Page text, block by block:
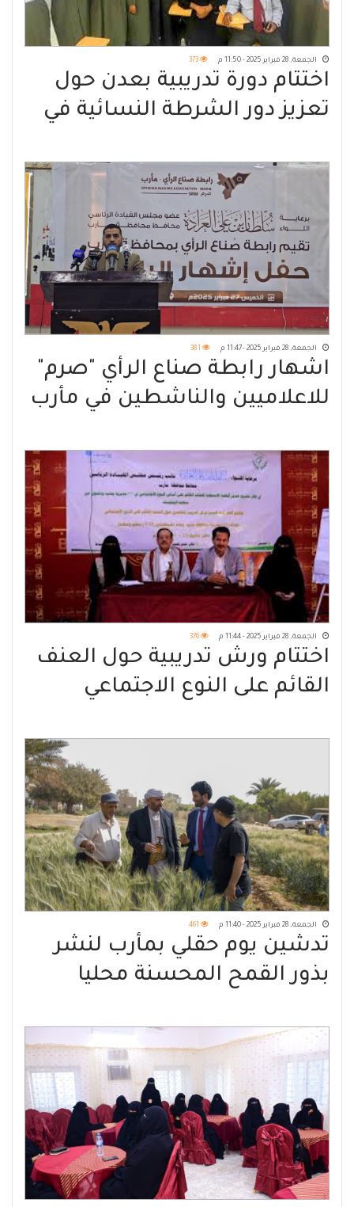
الجمعة, 28 فبراير 2025 - 11:50 م 373
اختتام دورة تدريبية بعدن حول
تعزيز دور الشرطة النسائية في
والأمن والسلام
الجمعة, 28 فبراير 2025 - 11:47 م 381
اشهار رابطة صناع الرأي "صرم"
للاعلاميين والناشطين في مأرب
الجمعة, 28 فبراير 2025 - 11:44 م 376
اختتام ورش تدريبية حول العنف
القائم على النوع الاجتماعي
الجمعة, 28 فبراير 2025 - 11:40 م 461
تدشين يوم حقلي بمأرب لنشر
بذور القمح المحسنة محليا